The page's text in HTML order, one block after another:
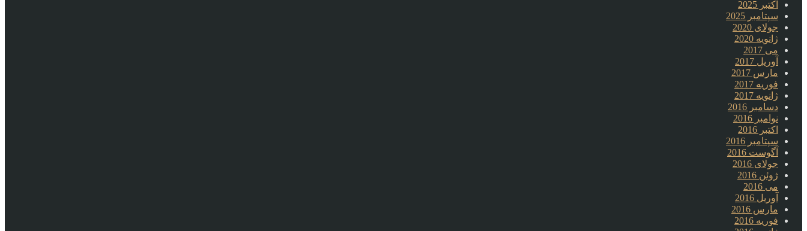
اکتبر 2025
سپتامبر 2025
جولای 2020
ژانویه 2020
می 2017
آوریل 2017
مارس 2017
فوریه 2017
ژانویه 2017
دسامبر 2016
نوامبر 2016
اکتبر 2016
سپتامبر 2016
آگوست 2016
جولای 2016
ژوئن 2016
می 2016
آوریل 2016
مارس 2016
فوریه 2016